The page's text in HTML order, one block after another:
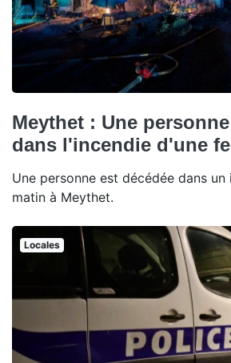
Meythet : Une
dans l'incendie d'une
Une personne est décédée dans
matin à Meythet.
Locales